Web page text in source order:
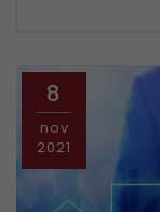
8
nov
2021